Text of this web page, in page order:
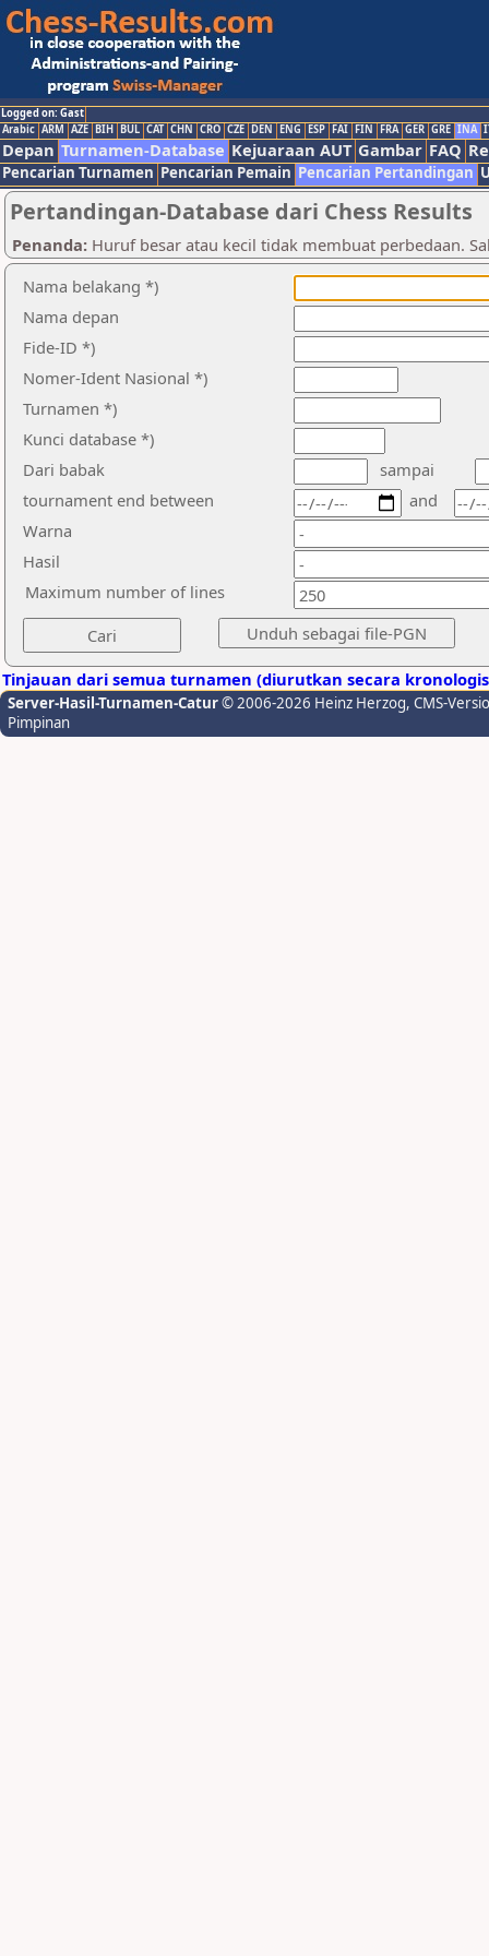
Logged on: Gast
Arabic ARM AZE BIH BUL CAT CHN CRO CZE DEN ENG ESP FAI FIN FRA GER GRE INA
Depan Turnamen-Database Kejuaraan AUT Gambar FAQ
Pencarian Turnamen Pencarian Pemain Pencarian Pertandingan
Pertandingan-Database dari Chess Results
Penanda: Huruf besar atau kecil tidak membuat perbedaan.
Nama belakang *)
Nama depan
Fide-ID *)
Nomer-Ident Nasional *)
Turnamen *)
Kunci database *)
Dari babak
sampai
tournament end between
Warna
Hasil
and
Maximum number of lines
Tinjauan dari semua turnamen (diurutkan secara
Server-Hasil-Turnamen-Catur© 2006-2026 Heinz Herzog, CMS-
Pimpinan